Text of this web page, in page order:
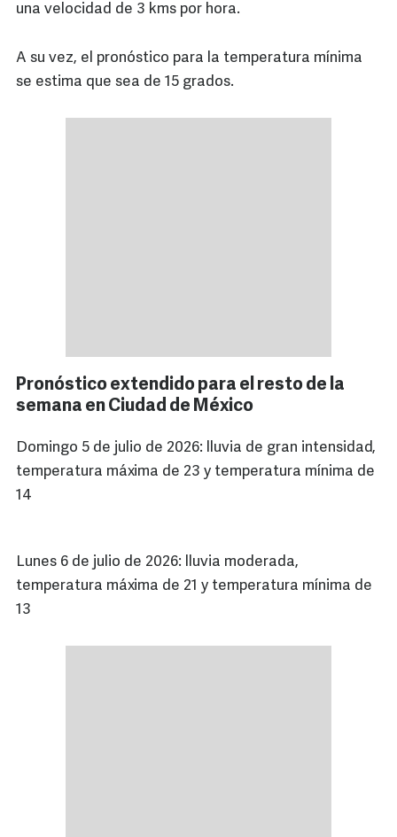
una velocidad de 3 kms por hora.
A su vez, el pronóstico para la temperatura mínima
se estima que sea de 15 grados.
Pronóstico extendido para el resto de la
semana en Ciudad de México
Domingo 5 de julio de 2026: lluvia de gran intensidad,
temperatura máxima de 23 y temperatura mínima de
14
Lunes 6 de julio de 2026: lluvia moderada,
temperatura máxima de 21 y temperatura mínima de
13